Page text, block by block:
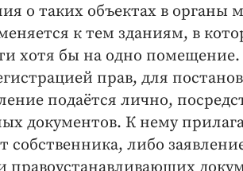
о таких объектах в органы
к тем зданиям, в
хотя бы на одно помещение.
прав, для
подаётся лично,
документов. К нему
либо